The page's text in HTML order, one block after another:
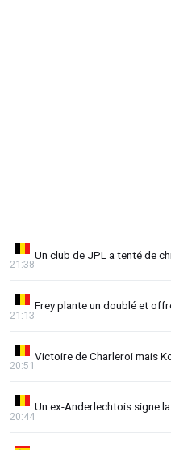
Un club de JPL a tenté de
21:38
Frey plante un doublé et
21:13
Victoire de Charleroi mais
20:51
Un ex-Anderlechtois signe
20:44